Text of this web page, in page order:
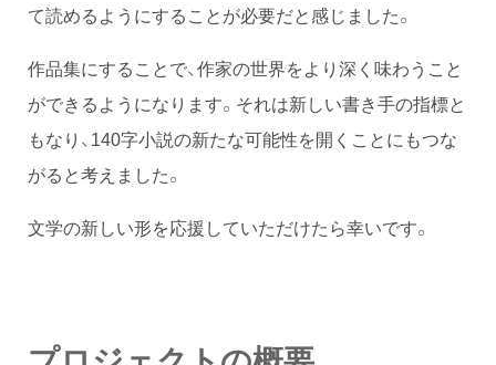
て読めるようにすることが必要だと感じました。
作品集にすることで、作家の世界をより深く味わうこと
ができるようになります。それは新しい書き手の指標と
もなり、140字小説の新たな可能性を開くことにもつな
がると考えました。
文学の新しい形を応援していただけたら幸いです。